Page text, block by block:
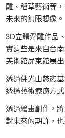
雕、稻草藝術等
未來的無限想像。
3D立體浮雕作品
實這些是來自台
美術館屏東館展出
透過佛光山慈悲
透過藝術療癒方
透過繪畫創作，
對未來的期許，